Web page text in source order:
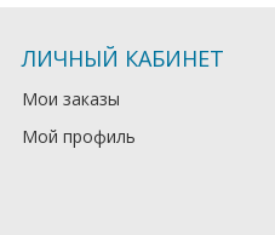
ЛИЧНЫЙ КАБИНЕТ
Мои заказы
Мой профиль